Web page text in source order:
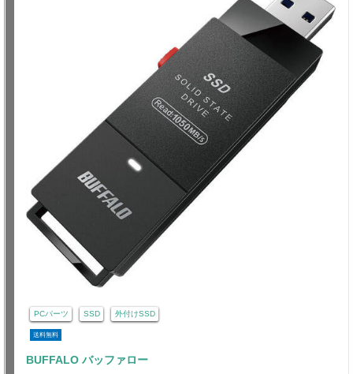
PCパーツ SSD 外付けSSD
送料無料
BUFFALO バッファロー